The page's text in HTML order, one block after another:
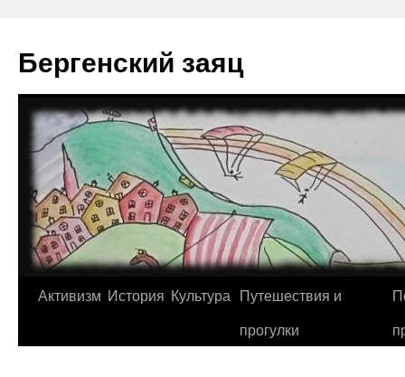
содержимому
Бергенский заяц
Активизм История Культура Путешествия и
прогулки